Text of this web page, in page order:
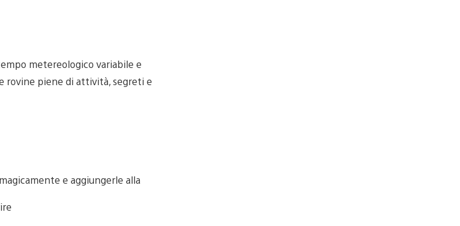
metereologico variabile e
rovine piene di attività, segreti e
e aggiungerle alla